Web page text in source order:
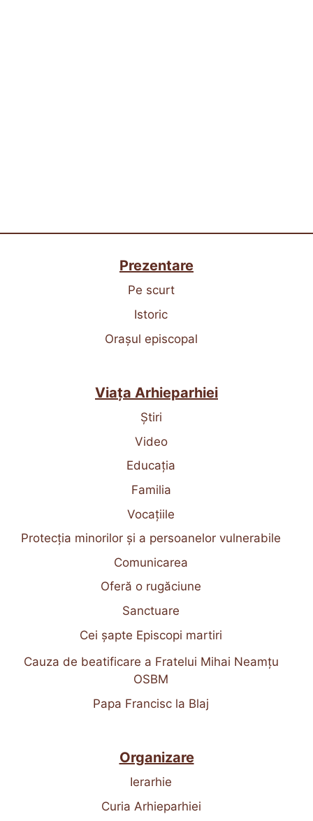
Prezentare
Pe scurt
Istoric
Orașul episcopal
Viața Arhieparhiei
Știri
Video
Educația
Familia
Vocațiile
Protecția minorilor și a persoanelor vulnerabile
Comunicarea
Oferă o rugăciune
Sanctuare
Cei șapte Episcopi martiri
Cauza de beatificare a Fratelui Mihai Neamțu
OSBM
Papa Francisc la Blaj
Organizare
Ierarhie
Curia Arhieparhiei